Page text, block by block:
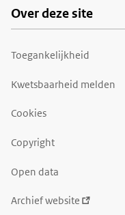
Over deze site
Toegankelijkheid
Kwetsbaarheid melden
Cookies
Copyright
Open data
Archief website